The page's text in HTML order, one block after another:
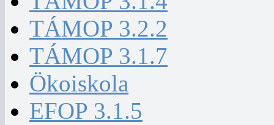
TÁMOP 3.2.2
TÁMOP 3.1.7
Ökoiskola
EFOP 3.1.5